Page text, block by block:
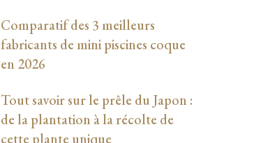
Comparatif des 3 meilleurs
fabricants de mini piscines coque
en 2026
Tout savoir sur le prêle du Japon :
de la plantation à la récolte de
cette plante unique